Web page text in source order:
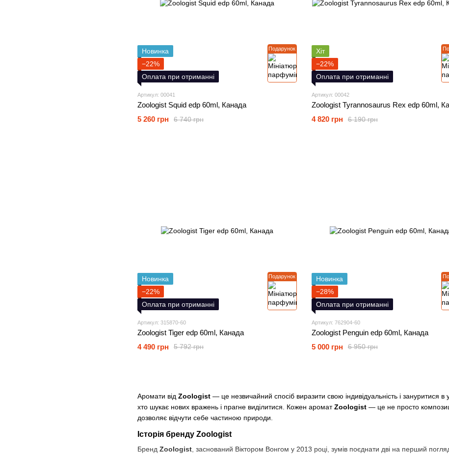
Аромати від Zoologist — це незвичайний спосіб виразити свою індивідуальність і зануритися
хто шукає нових вражень і прагне виділитися. Кожен ароматZoologist — це не просто
дозволяє відчути себе частиною природи.
Історія бренду Zoologist
Бренд Zoologist , заснований Віктором Вонгом у 2013 році, зумів поєднати дві на перший
Подарунок
Новинка
−22%
Оплата при отриманні
Артикул: 00041
Zoologist Squid edp 60ml, Канада
6 740 грн
5 260 грн
Хіт
−22%
Оплата при отриманні
Артикул: 00042
Zoologist Tyrannosaurus Rex edp 60ml,
6 190 грн
4 820 грн
Подарунок
Новинка
−22%
Оплата при отриманні
Артикул: 315870-60
Zoologist Tiger edp 60ml, Канада
5 792 грн
4 490 грн
Новинка
−28%
Оплата при отриманні
Артикул: 762904-60
Zoologist Penguin edp 60ml, Канада
6 950 грн
5 000 грн